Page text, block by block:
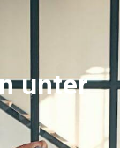
unter